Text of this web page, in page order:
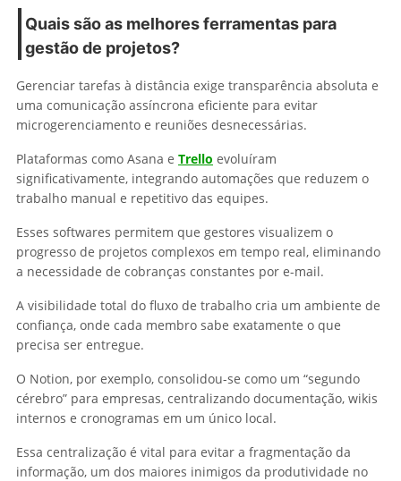
Quais são as melhores ferramentas para
gestão de projetos?
Gerenciar tarefas à distância exige transparência absoluta e
uma comunicação assíncrona eficiente para evitar
microgerenciamento e reuniões desnecessárias.
Plataformas como Asana e Trello evoluíram
significativamente, integrando automações que reduzem o
trabalho manual e repetitivo das equipes.
Esses softwares permitem que gestores visualizem o
progresso de projetos complexos em tempo real, eliminando
a necessidade de cobranças constantes por e-mail.
A visibilidade total do fluxo de trabalho cria um ambiente de
confiança, onde cada membro sabe exatamente o que
precisa ser entregue.
O Notion, por exemplo, consolidou-se como um “segundo
cérebro” para empresas, centralizando documentação, wikis
internos e cronogramas em um único local.
Essa centralização é vital para evitar a fragmentação da
informação, um dos maiores inimigos da produtividade no